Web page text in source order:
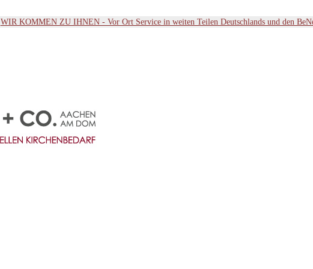
WIR KOMMEN ZU IHNEN - Vor Ort Service in weiten Teilen Deutschlands und den